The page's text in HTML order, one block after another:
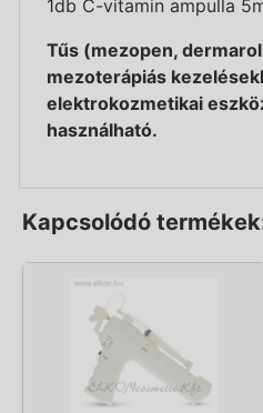
1db C-vitamin ampulla
Tűs (mezopen,
mezoterápiás
elektrokozmetikai
használható.
Kapcsolódó